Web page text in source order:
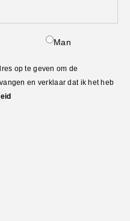
Man
op te geven om de
en verklaar dat ik het heb